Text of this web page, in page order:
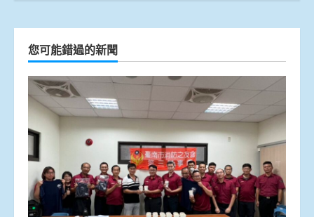
您可能錯過的新聞